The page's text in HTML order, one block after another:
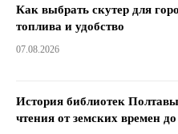
Как выбрать скутер для
топлива и удобство
07.08.2026
История библиотек
чтения от земских времен